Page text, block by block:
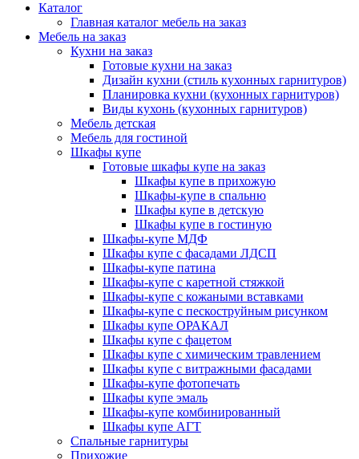
Каталог
Главная каталог мебель на заказ
Мебель на заказ
Кухни на заказ
Готовые кухни на заказ
Дизайн кухни (стиль кухонных гарнитуров)
Планировка кухни (кухонных гарнитуров)
Виды кухонь (кухонных гарнитуров)
Мебель детская
Мебель для гостиной
Шкафы купе
Готовые шкафы купе на заказ
Шкафы купе в прихожую
Шкафы-купе в спальню
Шкафы купе в детскую
Шкафы купе в гостиную
Шкафы-купе МДФ
Шкафы купе с фасадами ЛДСП
Шкафы-купе патина
Шкафы-купе с каретной стяжкой
Шкафы-купе с кожаными вставками
Шкафы-купе с пескоструйным рисунком
Шкафы купе ОРАКАЛ
Шкафы купе с фацетом
Шкафы купе с химическим травлением
Шкафы купе с витражными фасадами
Шкафы-купе фотопечать
Шкафы купе эмаль
Шкафы-купе комбинированный
Шкафы купе АГТ
Спальные гарнитуры
Прихожие